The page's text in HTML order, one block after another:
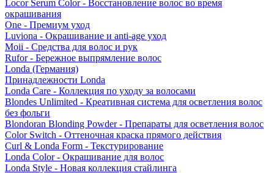
Locor Serum Color - Восстановление волос во время
окрашивания
One - Премиум уход
Luviona - Окрашивание и anti-age уход
Moii - Средства для волос и рук
Rufor - Бережное выпрямление волос
Londa (Германия)
Принадлежности Londa
Londa Care - Коллекция по уходу за волосами
Blondes Unlimited - Креативная система для осветления волос
без фольги
Blondoran Blonding Powder - Препараты для осветления волос
Color Switch - Оттеночная краска прямого действия
Curl & Londa Form - Текстурирование
Londa Color - Окрашивание для волос
Londa Style - Новая коллекция стайлинга